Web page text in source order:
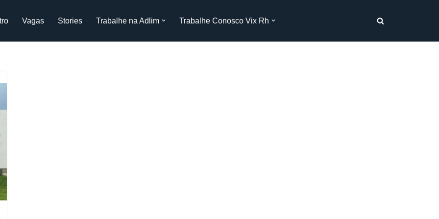
Vagas Stories Trabalhe na Adlim Trabalhe Conosco Vix Rh